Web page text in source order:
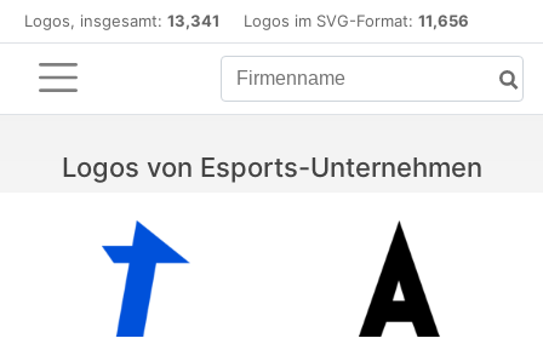
Logos, insgesamt: 13,341 Logos im SVG-Format: 11,656
Logos von Esports-Unternehmen